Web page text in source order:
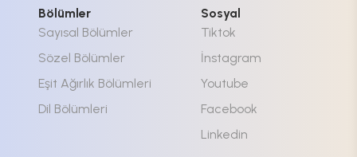
Bölümler
Sayısal Bölümler
Sözel Bölümler
Eşit Ağırlık Bölümleri
Dil Bölümleri
Sosyal
Tiktok
İnstagram
Youtube
Facebook
Linkedin